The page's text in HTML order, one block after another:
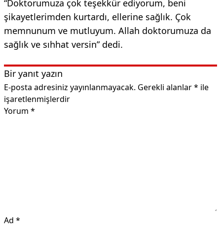
“Doktorumuza çok teşekkür ediyorum, beni
şikayetlerimden kurtardı, ellerine sağlık. Çok
memnunum ve mutluyum. Allah doktorumuza da
sağlık ve sıhhat versin” dedi.
Bir yanıt yazın
E-posta adresiniz yayınlanmayacak. Gerekli alanlar* ile
işaretlenmişlerdir
Yorum *
Ad *